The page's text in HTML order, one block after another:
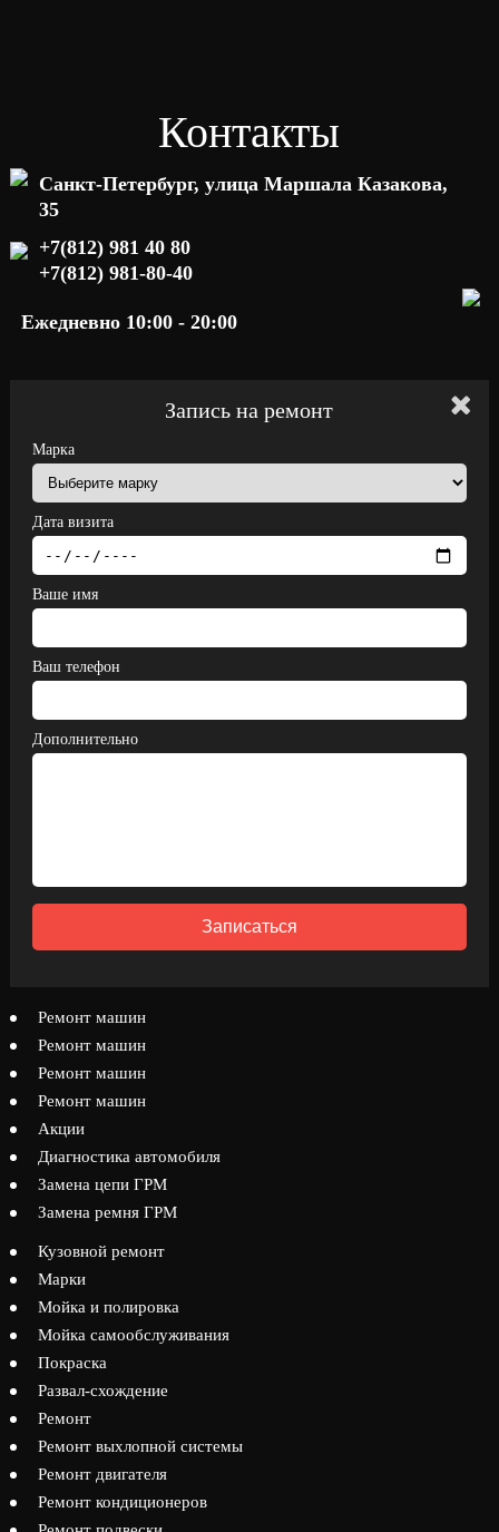
Контакты
Санкт-Петербург, улица Маршала Казакова,
35
+7(812) 981 40 80
+7(812) 981-80-40
Ежедневно 10:00 - 20:00
Запись на ремонт
Марка
Дата визита
Ваше имя
Ваш телефон
Дополнительно
Записаться
Ремонт машин
Ремонт машин
Ремонт машин
Ремонт машин
Акции
Диагностика автомобиля
Замена цепи ГРМ
Замена ремня ГРМ
Кузовной ремонт
Марки
Мойка и полировка
Мойка самообслуживания
Покраска
Развал-схождение
Ремонт
Ремонт выхлопной системы
Ремонт двигателя
Ремонт кондиционеров